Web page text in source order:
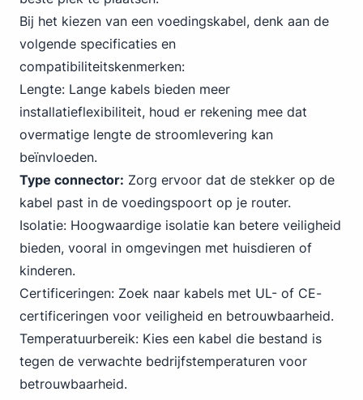
Bij het kiezen van een voedingskabel, denk aan de
volgende specificaties en
compatibiliteitskenmerken:
Lengte: Lange kabels bieden meer
installatieflexibiliteit, houd er rekening mee dat
overmatige lengte de stroomlevering kan
beïnvloeden.
Type connector: Zorg ervoor dat de stekker op de
kabel past in de voedingspoort op je router.
Isolatie: Hoogwaardige isolatie kan betere veiligheid
bieden, vooral in omgevingen met huisdieren of
kinderen.
Certificeringen: Zoek naar kabels met UL- of CE-
certificeringen voor veiligheid en betrouwbaarheid.
Temperatuurbereik: Kies een kabel die bestand is
tegen de verwachte bedrijfstemperaturen voor
betrouwbaarheid.